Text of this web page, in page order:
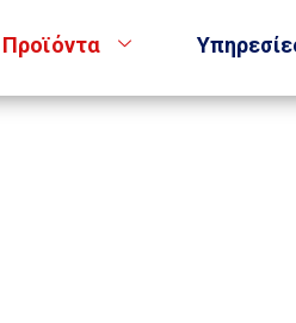
Προϊόντα